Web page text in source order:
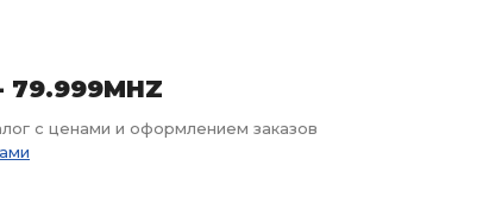
79.999MHZ
с ценами и оформлением заказов